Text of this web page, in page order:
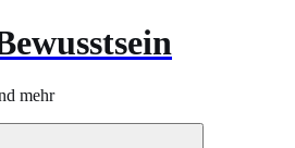
mehr